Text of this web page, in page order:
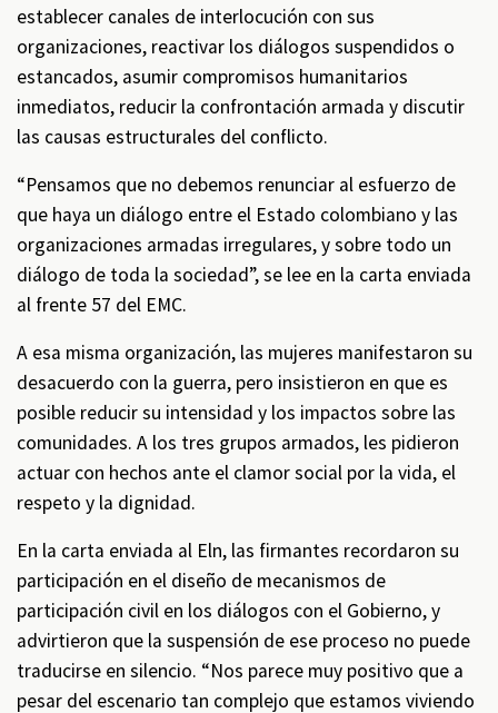
establecer canales de interlocución con sus
organizaciones, reactivar los diálogos suspendidos o
estancados, asumir compromisos humanitarios
inmediatos, reducir la confrontación armada y discutir
las causas estructurales del conflicto.
“Pensamos que no debemos renunciar al esfuerzo de
que haya un diálogo entre el Estado colombiano y las
organizaciones armadas irregulares, y sobre todo un
diálogo de toda la sociedad”, se lee en la carta enviada
al frente 57 del EMC.
A esa misma organización, las mujeres manifestaron su
desacuerdo con la guerra, pero insistieron en que es
posible reducir su intensidad y los impactos sobre las
comunidades. A los tres grupos armados, les pidieron
actuar con hechos ante el clamor social por la vida, el
respeto y la dignidad.
En la carta enviada al Eln, las firmantes recordaron su
participación en el diseño de mecanismos de
participación civil en los diálogos con el Gobierno, y
advirtieron que la suspensión de ese proceso no puede
traducirse en silencio. “Nos parece muy positivo que a
pesar del escenario tan complejo que estamos viviendo